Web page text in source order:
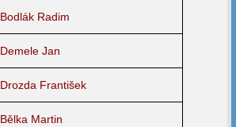
Bodlák Radim
Demele Jan
Drozda František
Bělka Martin